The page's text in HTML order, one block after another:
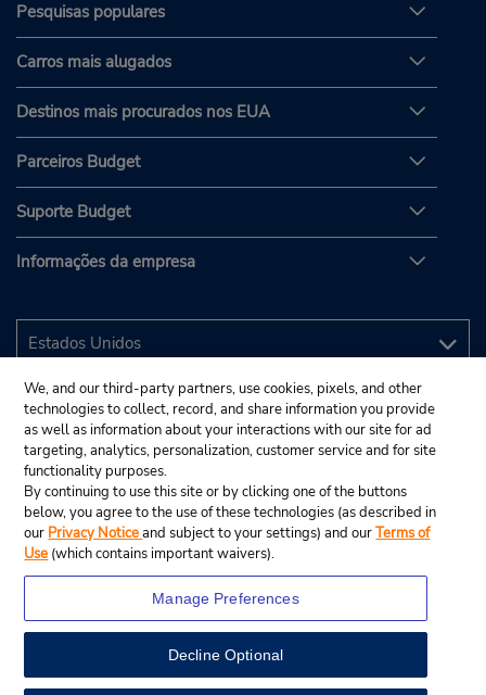
Pesquisas populares
Carros mais alugados
Destinos mais procurados nos EUA
Parceiros Budget
Suporte Budget
Informações da empresa
© 2025 Budget Rent A Car System, Inc.
We, and our third-party partners, use cookies, pixels, and other
technologies to collect, record, and share information you provide
as well as information about your interactions with our site for ad
targeting, analytics, personalization, customer service and for site
functionality purposes.
By continuing to use this site or by clicking one of the buttons
below, you agree to the use of these technologies (as described in
our Privacy Noticeand subject to your settings) and ourTerms of
Use (which contains important waivers).
Manage Preferences
Decline Optional